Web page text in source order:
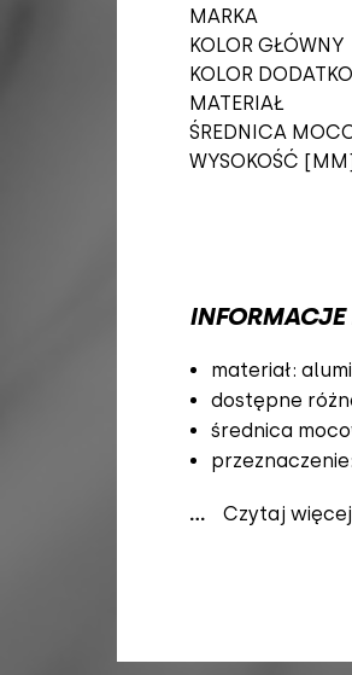
MARKA
KOLOR GŁÓWNY
KOLOR
MATERIAŁ
ŚREDNICA
WYSOKOŚĆ
INFORMACJE
materiał:
dostępne
średnica
... Czytaj więcej